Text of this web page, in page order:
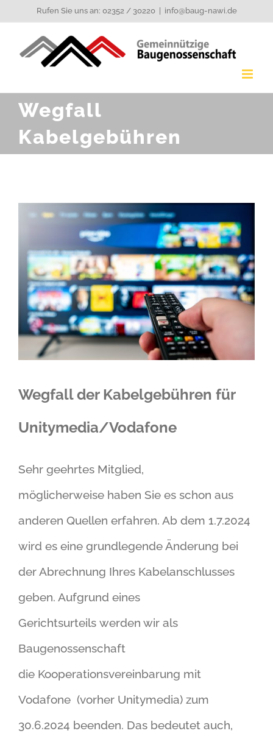
springen
Rufen Sie uns an: 02352 / 30220 info@baug-nawi.de
Wegfall
Kabelgebühren
Zeige
Bild
Wegfall der Kabelgebühren für
Unitymedia/Vodafone
Sehr geehrtes Mitglied,
möglicherweise haben Sie es schon aus
anderen Quellen erfahren. Ab dem 1.7.2024
wird es eine grundlegende Änderung bei
der Abrechnung Ihres Kabelanschlusses
geben. Aufgrund eines
Gerichtsurteils werden wir als
Baugenossenschaft
die Kooperationsvereinbarung mit
Vodafone (vorher Unitymedia) zum
30.6.2024 beenden. Das bedeutet auch,